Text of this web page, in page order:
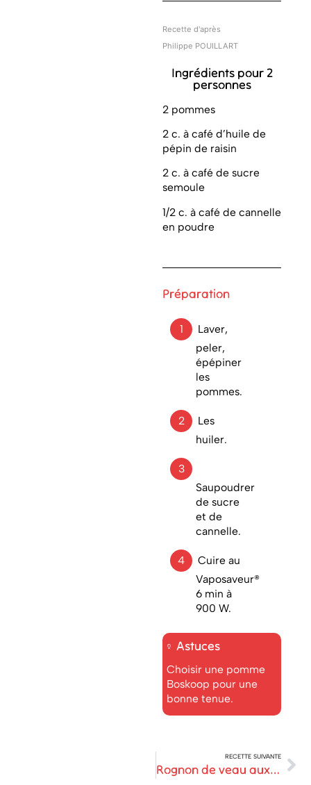
Recette d'après
Philippe POUILLART
Ingrédients pour 2
personnes
2 pommes
2 c. à café d’huile de
pépin de raisin
2 c. à café de sucre
semoule
1/2 c. à café de cannelle
en poudre
Préparation
Laver,
peler,
épépiner
les
pommes.
Les
huiler.
Saupoudrer
de sucre
et de
cannelle.
Cuire au
Vaposaveur®
6 min à
900 W.
Astuces
Choisir une pomme
Boskoop pour une
bonne tenue.
RECETTE SUIVANTE
Rognon de veau aux champignons